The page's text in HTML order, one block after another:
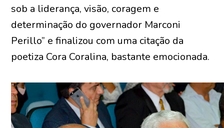
sob a liderança, visão, coragem e
determinação do governador Marconi
Perillo” e finalizou com uma citação da
poetiza Cora Coralina, bastante emocionada.